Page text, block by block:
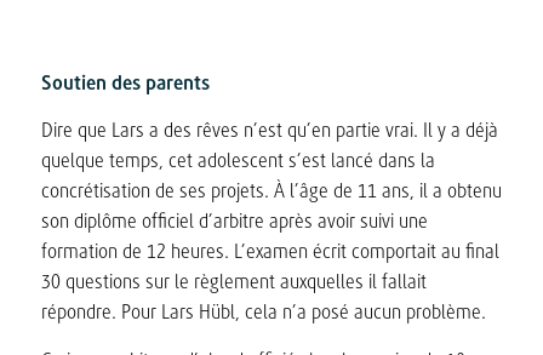
Soutien des parents
Dire que Lars a des rêves n’est qu’en partie vrai. Il y a déjà
quelque temps, cet adolescent s’est lancé dans la
concrétisation de ses projets. À l’âge de 11 ans, il a obtenu
son diplôme officiel d’arbitre après avoir suivi une
formation de 12 heures. L’examen écrit comportait au final
30 questions sur le règlement auxquelles il fallait
répondre. Pour Lars Hübl, cela n’a posé aucun problème.